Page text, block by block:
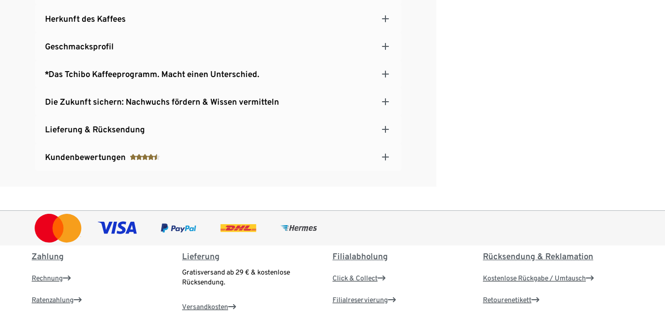
Herkunft des Kaffees
Geschmacksprofil
*Das Tchibo Kaffeeprogramm. Macht einen Unterschied.
Die Zukunft sichern: Nachwuchs fördern & Wissen vermitteln
Lieferung & Rücksendung
Kundenbewertungen
Zahlung
Rechnung
Ratenzahlung
Lieferung
Gratisversand ab 29 € & kostenlose
Rücksendung.
Versandkosten
Filialabholung
Click & Collect
Filialreservierung
Rücksendung & Reklamation
Kostenlose Rückgabe / Umtausch
Retourenetikett